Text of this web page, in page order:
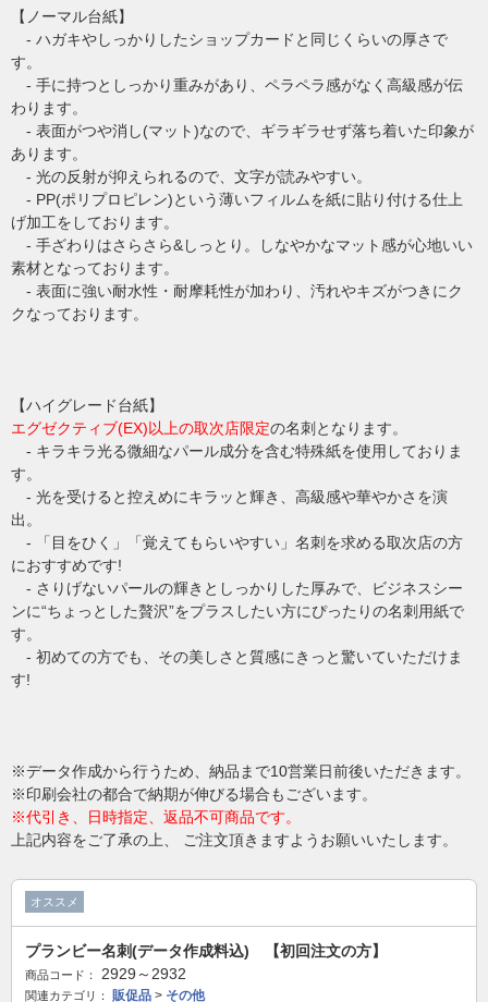
【ノーマル台紙】
- ハガキやしっかりしたショップカードと同じくらいの厚さで
す。
- 手に持つとしっかり重みがあり、ペラペラ感がなく高級感が伝
わります。
- 表面がつや消し(マット)なので、ギラギラせず落ち着いた印象が
あります。
- 光の反射が抑えられるので、文字が読みやすい。
- PP(ポリプロピレン)という薄いフィルムを紙に貼り付ける仕上
げ加工をしております。
- 手ざわりはさらさら&しっとり。しなやかなマット感が心地いい
素材となっております。
- 表面に強い耐水性・耐摩耗性が加わり、汚れやキズがつきにク
クなっております。
【ハイグレード台紙】
エグゼクティブ(EX)以上の取次店限定の名刺となります。
- キラキラ光る微細なパール成分を含む特殊紙を使用しておりま
す。
- 光を受けると控えめにキラッと輝き、高級感や華やかさを演
出。
- 「目をひく」「覚えてもらいやすい」名刺を求める取次店の方
におすすめです!
- さりげないパールの輝きとしっかりした厚みで、ビジネスシー
ンに“ちょっとした贅沢”をプラスしたい方にぴったりの名刺用紙で
す。
- 初めての方でも、その美しさと質感にきっと驚いていただけま
す!
※データ作成から行うため、納品まで10営業日前後いただきます。
※印刷会社の都合で納期が伸びる場合もございます。
※代引き、日時指定、返品不可商品です。
上記内容をご了承の上、 ご注文頂きますようお願いいたします。
オススメ
プランビー名刺(データ作成料込) 【初回注文の方】
商品コード： 2929～2932
関連カテゴリ： 販促品 > その他